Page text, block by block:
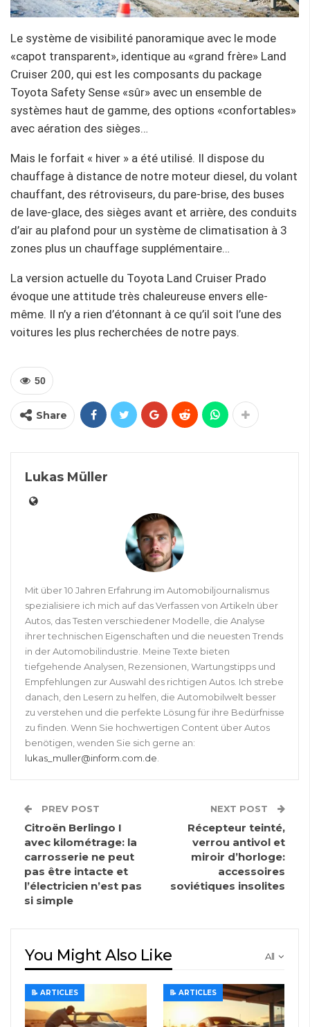
Le système de visibilité panoramique avec le mode
«capot transparent», identique au «grand frère» Land
Cruiser 200, qui est les composants du package
Toyota Safety Sense «sûr» avec un ensemble de
systèmes haut de gamme, des options «confortables»
avec aération des sièges…
Mais le forfait « hiver » a été utilisé. Il dispose du
chauffage à distance de notre moteur diesel, du volant
chauffant, des rétroviseurs, du pare-brise, des buses
de lave-glace, des sièges avant et arrière, des conduits
d’air au plafond pour un système de climatisation à 3
zones plus un chauffage supplémentaire…
La version actuelle du Toyota Land Cruiser Prado
évoque une attitude très chaleureuse envers elle-
même. Il n’y a rien d’étonnant à ce qu’il soit l’une des
voitures les plus recherchées de notre pays.
50
Share
Lukas Müller
Mit über 10 Jahren Erfahrung im Automobiljournalismus
spezialisiere ich mich auf das Verfassen von Artikeln über
Autos, das Testen verschiedener Modelle, die Analyse
ihrer technischen Eigenschaften und die neuesten Trends
in der Automobilindustrie. Meine Texte bieten
tiefgehende Analysen, Rezensionen, Wartungstipps und
Empfehlungen zur Auswahl des richtigen Autos. Ich strebe
danach, den Lesern zu helfen, die Automobilwelt besser
zu verstehen und die perfekte Lösung für ihre Bedürfnisse
zu finden. Wenn Sie hochwertigen Content über Autos
benötigen, wenden Sie sich gerne an:
lukas_muller@inform.com.de.
PREV POST
Citroën Berlingo I
avec kilométrage: la
carrosserie ne peut
pas être intacte et
l’électricien n’est pas
si simple
NEXT POST
Récepteur teinté,
verrou antivol et
miroir d’horloge:
accessoires
soviétiques insolites
All
You Might Also Like
📝 ARTICLES 📝 ARTICLES